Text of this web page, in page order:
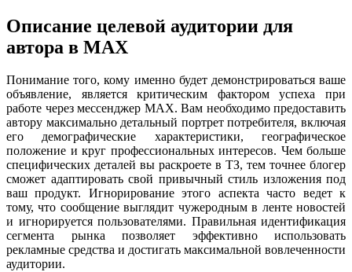
Описание целевой аудитории для
автора в MAX
Понимание того, кому именно будет демонстрироваться ваше
объявление, является критическим фактором успеха при
работе через мессенджер MAX. Вам необходимо предоставить
автору максимально детальный портрет потребителя, включая
его демографические характеристики, географическое
положение и круг профессиональных интересов. Чем больше
специфических деталей вы раскроете в ТЗ, тем точнее блогер
сможет адаптировать свой привычный стиль изложения под
ваш продукт. Игнорирование этого аспекта часто ведет к
тому, что сообщение выглядит чужеродным в ленте новостей
и игнорируется пользователями. Правильная идентификация
сегмента рынка позволяет эффективно использовать
рекламные средства и достигать максимальной вовлеченности
аудитории.